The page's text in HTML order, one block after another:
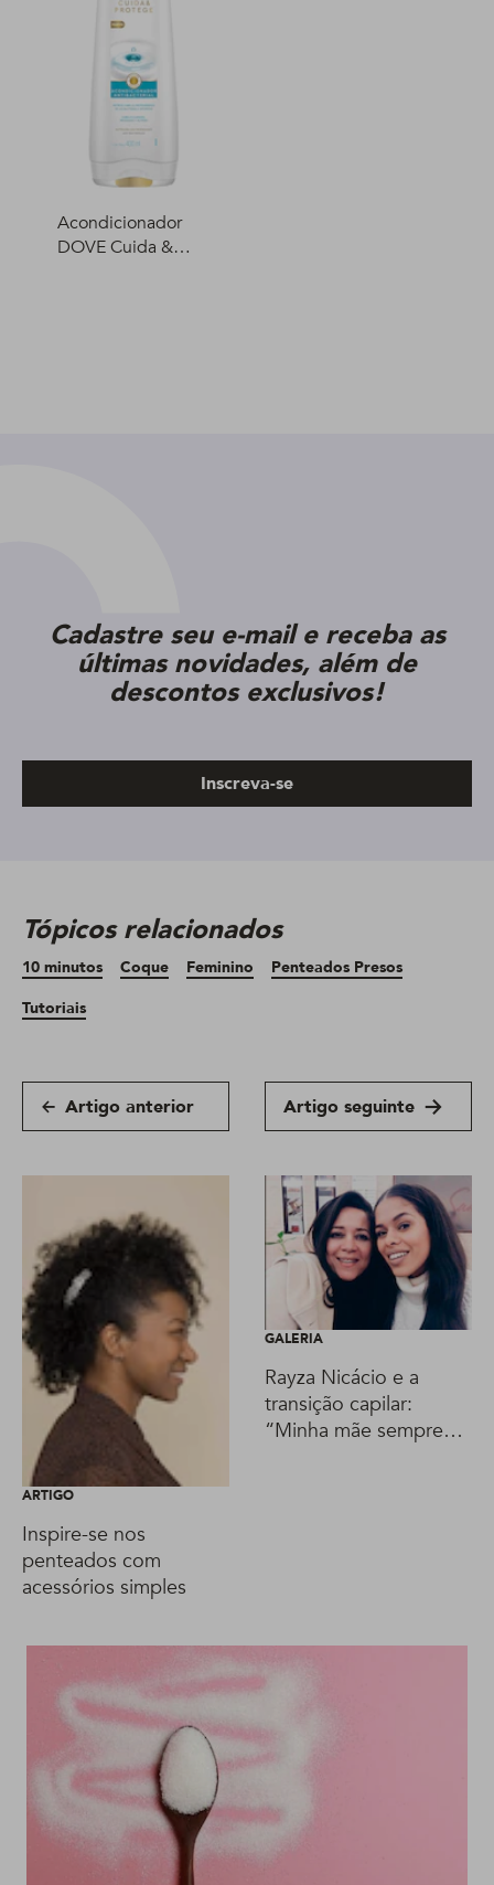
Acondicionador
DOVE Cuida &
Cadastre seu e-mail e receba as
últimas novidades, além de
descontos exclusivos!
Inscreva-se
Tópicos relacionados
10 minutos Coque Feminino
Penteados Presos
Tutoriais
Artigo anterior Artigo seguinte
ARTIGO
Inspire-se nos
penteados com
acessórios simples
GALERIA
Rayza Nicácio e a
transição capilar:
“Minha mãe sempre